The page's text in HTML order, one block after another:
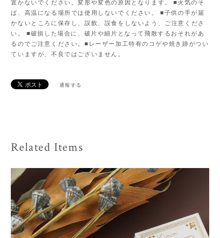
置かないでください。変形や変色の原因となります。 ■火気のそ
ば、高温になる場所では使用しないでください。 ■子供の手が届
かないところに保存し、誤飲、誤食をしないよう、ご注意くださ
い。 ■破損した場合に、破片や細片となって飛散するおそれがあ
るのでご注意ください。■レーザー加工特有のコゲや焼き跡がつい
ていますが、不良ではございません。
通報する
Related Items